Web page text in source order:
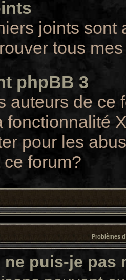
joints sont
tous
phpBB 3
auteurs de ce
fonctionnalité
pour les
forum?
Problèmes
puis-je pas